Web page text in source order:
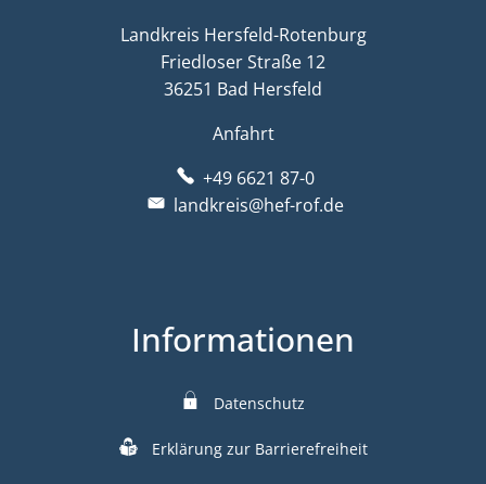
Landkreis Hersfeld-Rotenburg
Friedloser Straße 12
36251 Bad Hersfeld
Anfahrt
+49 6621 87-0
landkreis@hef-rof.de
Informationen
Datenschutz
Erklärung zur Barrierefreiheit